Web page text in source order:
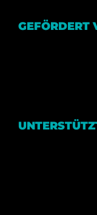
GEFÖRDERT